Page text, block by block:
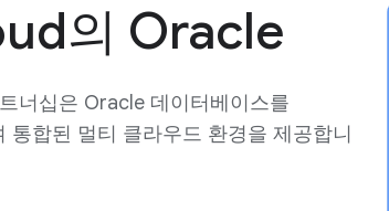
의 Oracle
너십은 Oracle 데이터베이스를
합된 멀티 클라우드 환경을 제공합니